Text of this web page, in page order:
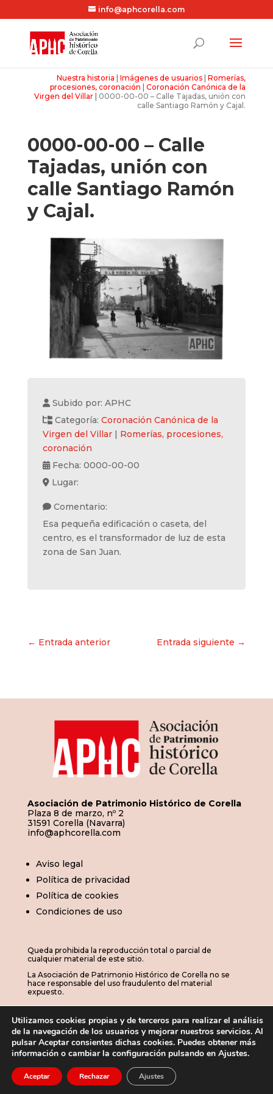
info@aphcorella.com
Nuestra historia |Imágenes de usuarios |Romerías,
procesiones, coronación |Coronación Canónica de la
Virgen del Villar
0000-00-00 – Calle Tajadas, unión con
calle Santiago Ramón y Cajal.
0000-00-00 – Calle
Tajadas, unión con
calle Santiago Ramón
y Cajal.
Subido por: APHC
Categoría: Coronación Canónica de la
Virgen del Villar| Romerías, procesiones,
coronación
Fecha: 0000-00-00
Lugar:
Comentario:
Esa pequeña edificación o caseta, del
centro, es el transformador de luz de esta
zona de San Juan.
Navegación
← Entrada anterior Entrada siguiente →
Asociación de Patrimonio Histórico de Corella
Plaza 8 de marzo, nº 2
31591 Corella (Navarra)
info@aphcorella.com
Aviso legal
Política de privacidad
Política de cookies
Condiciones de uso
Queda prohibida la reproducción total o parcial de
cualquier material de este sitio.
La Asociación de Patrimonio Histórico de Corella no se
hace responsable del uso fraudulento del material
expuesto.
© 2026 | APHC · Asociación de Patrimonio
Histórico de Corella

Utilizamos cookies propias y de terceros para realizar el análisis
de la navegación de los usuarios y mejorar nuestros servicios. Al
pulsar Aceptar consientes dichas cookies. Puedes obtener más
información o cambiar la configuración pulsando en Ajustes.
Aceptar Rechazar Ajustes